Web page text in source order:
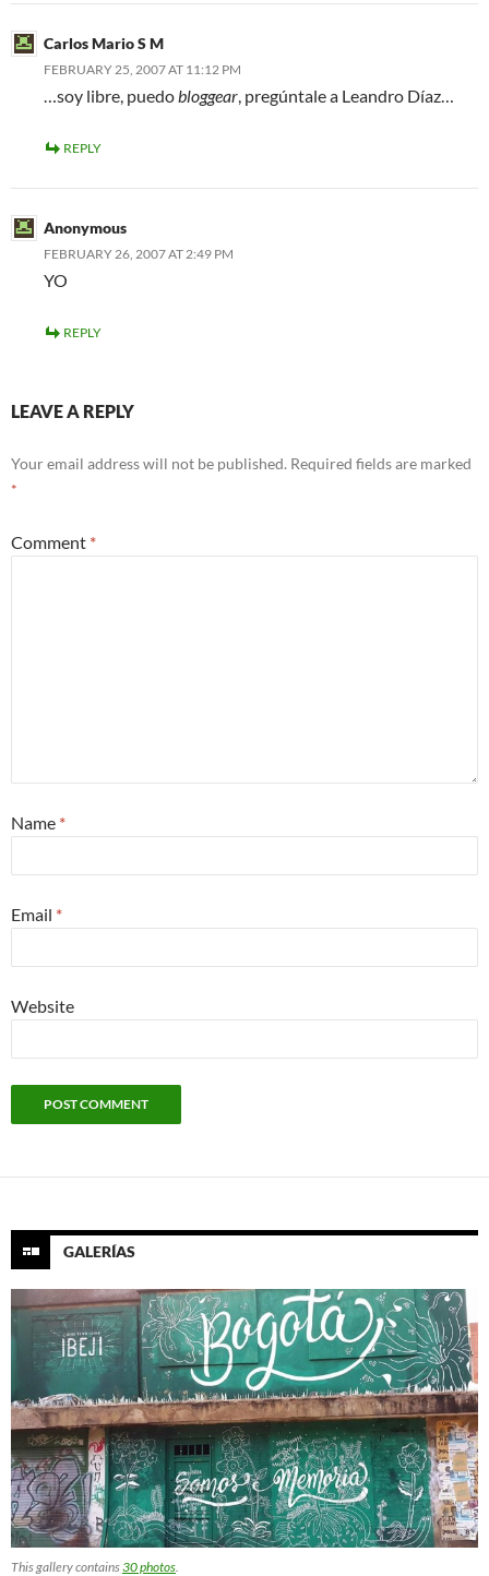
Carlos Mario S M
FEBRUARY 25, 2007 AT 11:12 PM
…soy libre, puedobloggear, pregúntale a Leandro Díaz…
REPLY
Anonymous
FEBRUARY 26, 2007 AT 2:49 PM
YO
REPLY
LEAVE A REPLY
Your email address will not be published. Required fields are marked
*
Comment *
Name *
Email *
Website
GALERÍAS
This gallery contains30 photos